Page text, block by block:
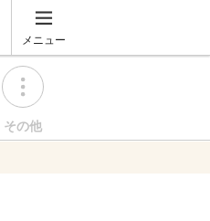
メニュー
その他